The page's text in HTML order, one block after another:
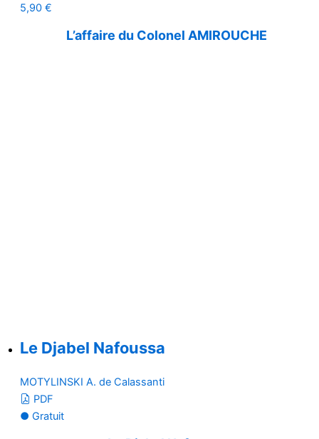
5,90 €
L’affaire du Colonel AMIROUCHE
Le Djabel Nafoussa
MOTYLINSKI A. de Calassanti
PDF
● Gratuit